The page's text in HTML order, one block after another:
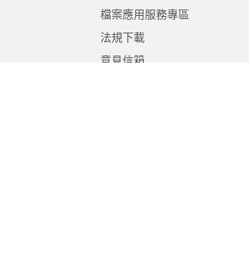
檔案應用服務專區
法規下載
意見信箱